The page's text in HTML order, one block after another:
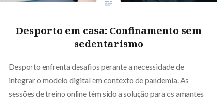
Desporto em casa: Confinamento sem
sedentarismo
Desporto enfrenta desafios perante a necessidade de
integrar o modelo digital em contexto de pandemia. As
sessões de treino online têm sido a solução para os amantes